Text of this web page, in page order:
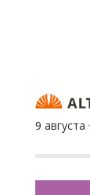
9 августа